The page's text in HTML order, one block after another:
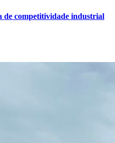
de competitividade industrial